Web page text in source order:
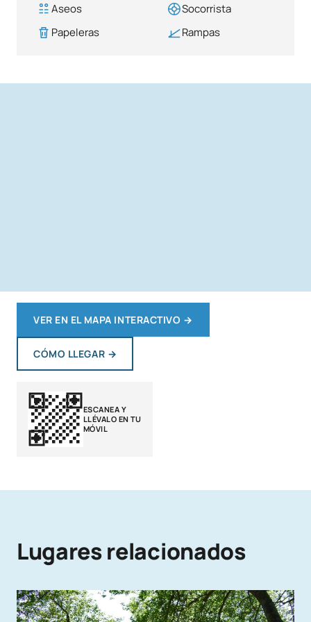
Aseos
Socorrista
Papeleras
Rampas
VER EN EL MAPA INTERACTIVO →
CÓMO LLEGAR →
ESCANEA Y
LLÉVALO EN TU
MÓVIL
Lugares relacionados